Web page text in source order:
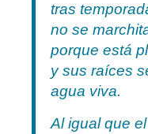
tras
no se
porque está
y sus raíces
agua viva.
Al igual que